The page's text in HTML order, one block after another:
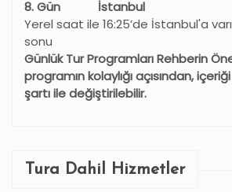
8. Gün İstanbul
Yerel saat ile 16:25’de İstanbul'a
sonu
Günlük Tur Programları Rehberin
programın kolaylığı açısından,
şartı ile değiştirilebilir.
Tura Dahil Hizmetler